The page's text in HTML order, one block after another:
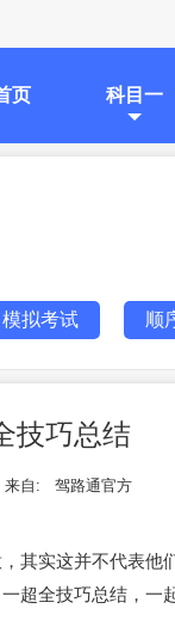
页 科目一
模拟考试 顺
技巧总结
来自: 驾路通官方
其实这并不代表他
超全技巧总结，一